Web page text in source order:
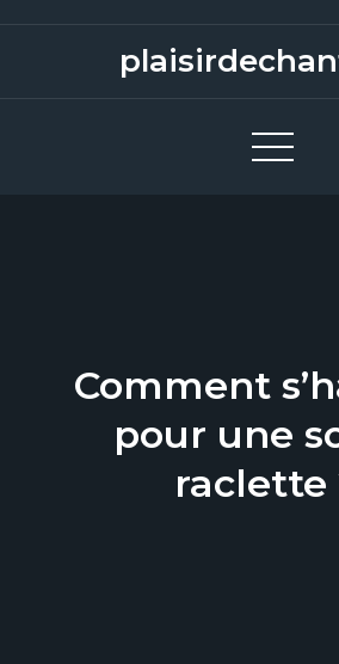
Comment
pour une
raclette